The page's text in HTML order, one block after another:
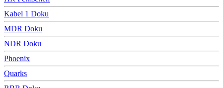
Kabel 1 Doku
MDR Doku
NDR Doku
Phoenix
Quarks